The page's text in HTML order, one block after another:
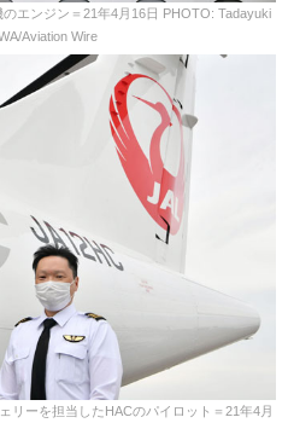
エンジン＝21年4月16日 PHOTO: Tadayuki
Aviation Wire
リーを担当したHACのパイロット＝21年4月